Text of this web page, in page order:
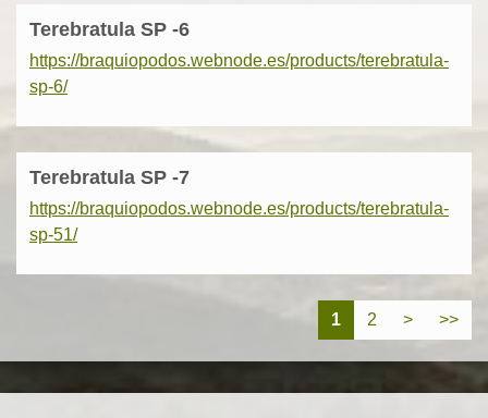
Terebratula SP -6
https://braquiopodos.webnode.es/products/terebratula-
sp-6/
Terebratula SP -7
https://braquiopodos.webnode.es/products/terebratula-
sp-51/
1 2 > >>